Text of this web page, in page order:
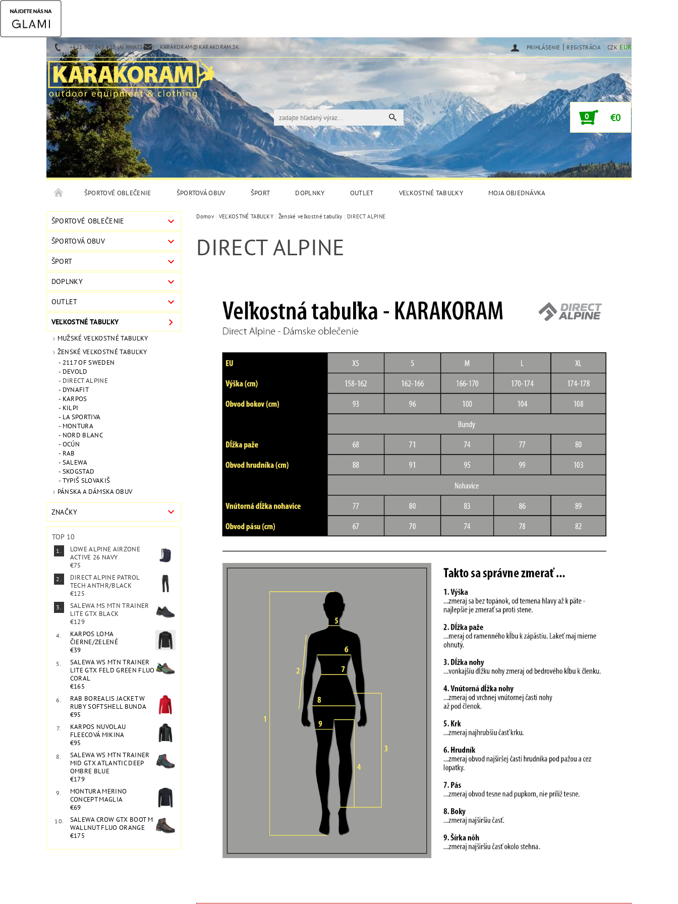
+421 907 849 453 (AJ WHATSAPP) KARAKORAM@KARAKORAM.SK CZK EUR
PRIHLÁSENIE | REGISTRÁCIA
0 €0
ŠPORTOVÉ OBLEČENIE ŠPORTOVÁ OBUV ŠPORT DOPLNKY OUTLET VEĽKOSTNÉ TABUĽKY MOJA OBJEDNÁVKA
ŠPORTOVÉ OBLEČENIE
ŠPORTOVÁ OBUV
ŠPORT
DOPLNKY
OUTLET
VEĽKOSTNÉ TABUĽKY
MUŽSKÉ VEĽKOSTNÉ TABUĽKY
ŽENSKÉ VEĽKOSTNÉ TABUĽKY
2117 OF SWEDEN
DEVOLD
DIRECT ALPINE
DYNAFIT
KARPOS
KILPI
LA SPORTIVA
MONTURA
NORD BLANC
OCÚN
RAB
SALEWA
SKOGSTAD
TYPIŠ SLOVAKIŠ
PÁNSKA A DÁMSKA OBUV
ZNAČKY
TOP 10
LOWE ALPINE AIRZONE
ACTIVE 26 NAVY
€75
DIRECT ALPINE PATROL
TECH ANTHR/BLACK
€125
SALEWA MS MTN TRAINER
LITE GTX BLACK
€129
KARPOS LOMA
ČIERNE/ZELENÉ
€39
SALEWA WS MTN TRAINER
LITE GTX FELD GREEN FLUO
CORAL
€165
RAB BOREALIS JACKET W
RUBY SOFTSHELL BUNDA
€95
KARPOS NUVOLAU
FLEECOVÁ MIKINA
€95
SALEWA WS MTN TRAINER
MID GTX ATLANTIC DEEP
OMBRE BLUE
€179
MONTURA MERINO
CONCEPT MAGLIA
€69
SALEWA CROW GTX BOOT M
WALLNUT FLUO ORANGE
€175
Domov VEĽKOSTNÉ TABUĽKY Ženské veľkostné tabuľky DIRECT ALPINE
DIRECT ALPINE